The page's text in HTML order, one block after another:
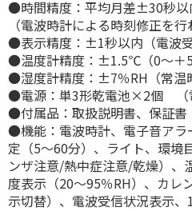
●時間精度：平均月差±30秒以
（電波時計による時刻修正を行
●表示精度：±1秒以内（電波受
●温度計精度：±1.5℃（0～＋
●湿度計精度：±7％RH（常温
●電源：単3形乾電池×2個 （
●付属品：取扱説明書、保証書
●機能：電波時計、電子音アラ
定（5～60分）、ライト、環境
ンザ注意/熱中症注意/乾燥）
度表示（20～95％RH）、カレ
示切替）、電波受信状況表示